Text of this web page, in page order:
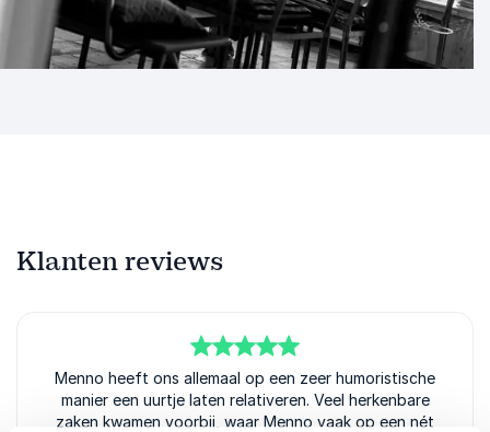
Klanten reviews
5van5
Menno heeft ons allemaal op een zeer humoristische
manier een uurtje laten relativeren. Veel herkenbare
zaken kwamen voorbij, waar Menno vaak op een nét